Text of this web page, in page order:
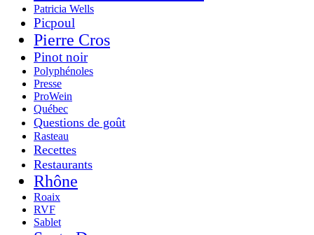
Patricia Wells
Picpoul
Pierre Cros
Pinot noir
Polyphénoles
Presse
ProWein
Québec
Questions de goût
Rasteau
Recettes
Restaurants
Rhône
Roaix
RVF
Sablet